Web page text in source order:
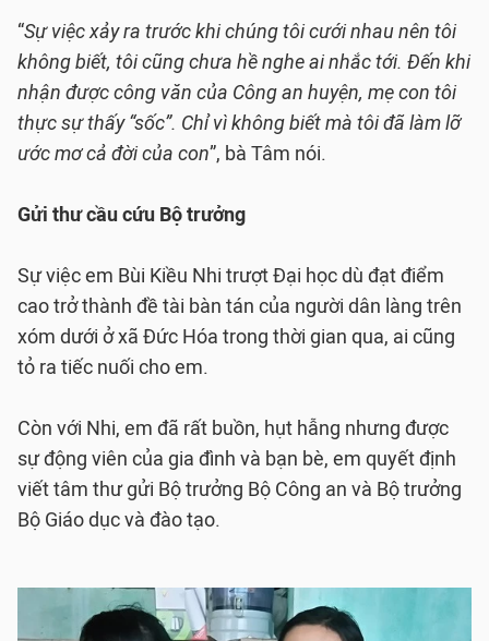
“Sự việc xảy ra trước khi chúng tôi cưới nhau nên tôi
không biết, tôi cũng chưa hề nghe ai nhắc tới. Đến khi
nhận được công văn của Công an huyện, mẹ con tôi
thực sự thấy “sốc”. Chỉ vì không biết mà tôi đã làm lỡ
ước mơ cả đời của con”, bà Tâm nói.
Gửi thư cầu cứu Bộ trưởng
Sự việc em Bùi Kiều Nhi trượt Đại học dù đạt điểm
cao trở thành đề tài bàn tán của người dân làng trên
xóm dưới ở xã Đức Hóa trong thời gian qua, ai cũng
tỏ ra tiếc nuối cho em.
Còn với Nhi, em đã rất buồn, hụt hẫng nhưng được
sự động viên của gia đình và bạn bè, em quyết định
viết tâm thư gửi Bộ trưởng Bộ Công an và Bộ trưởng
Bộ Giáo dục và đào tạo.